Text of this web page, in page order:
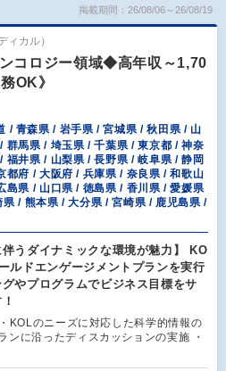
掲載期間：26/08/06～26/08/19
ィカル）
コロジー領域◆高年収～1,70
OK》
/ 青森県 / 岩手県 / 宮城県 / 秋田県 / 山
群馬県 / 埼玉県 / 千葉県 / 東京都 / 神奈
福井県 / 山梨県 / 長野県 / 岐阜県 / 静岡
都府 / 大阪府 / 兵庫県 / 奈良県 / 和歌山
島県 / 山口県 / 徳島県 / 香川県 / 愛媛県
/ 熊本県 / 大分県 / 宮崎県 / 鹿児島県 /
伴うダイナミックな環境が魅力】 KO
ルドエンゲージメントプランを実行
やプログラムでビジネス目標をサ
KOLのニーズに対応した科学的情報の
ンに沿ったディスカッションの実施 ・